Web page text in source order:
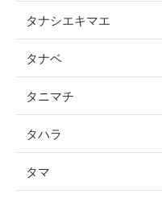
タナシエキマエ
タナベ
タニマチ
タハラ
タマ